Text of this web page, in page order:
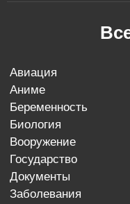
авиация
аниме
беременность
биология
вооружение
государство
документы
заболевания